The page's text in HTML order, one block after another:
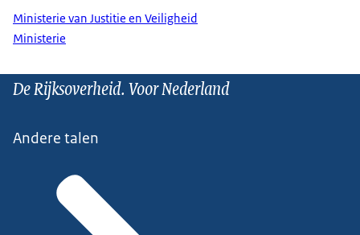
Ministerie van Justitie en Veiligheid
Ministerie
De Rijksoverheid. Voor Nederland
Andere talen